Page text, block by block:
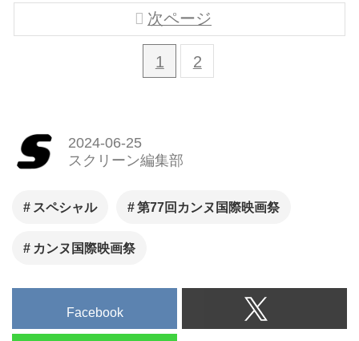
1 2
次ページ
2024-06-25
スクリーン編集部
スペシャル 第77回カンヌ国際映画祭
カンヌ国際映画祭
Facebook